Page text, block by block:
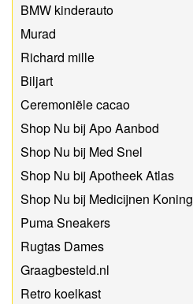
BMW kinderauto
Murad
Richard mille
Biljart
Ceremoniële cacao
Shop Nu bij Apo Aanbod
Shop Nu bij Med Snel
Shop Nu bij Apotheek Atlas
Shop Nu bij Medicijnen Koning
Puma Sneakers
Rugtas Dames
Graagbesteld.nl
Retro koelkast